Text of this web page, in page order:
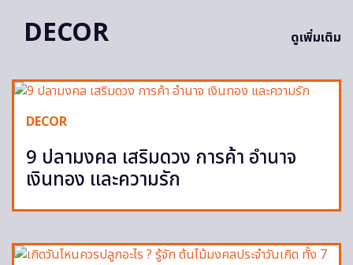
DECOR ดูเพิ่มเติม
DECOR
9 ปลามงคล เสริมดวง การค้า อำนาจ
เงินทอง และความรัก